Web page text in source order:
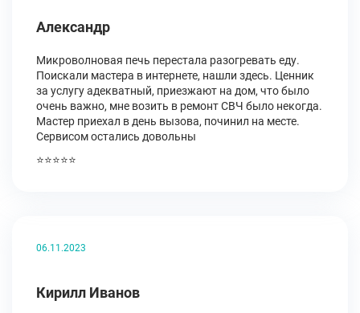
Александр
Микроволновая печь перестала разогревать еду.
Поискали мастера в интернете, нашли здесь. Ценник
за услугу адекватный, приезжают на дом, что было
очень важно, мне возить в ремонт СВЧ было некогда.
Мастер приехал в день вызова, починил на месте.
Сервисом остались довольны
⭐⭐⭐⭐⭐
06.11.2023
Кирилл Иванов